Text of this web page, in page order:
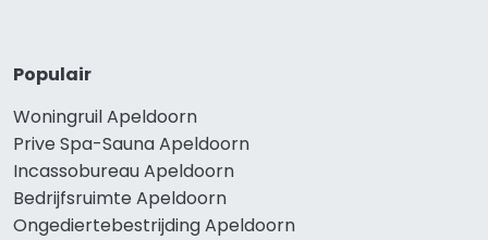
Populair
Woningruil Apeldoorn
Prive Spa-Sauna Apeldoorn
Incassobureau Apeldoorn
Bedrijfsruimte Apeldoorn
Ongediertebestrijding Apeldoorn